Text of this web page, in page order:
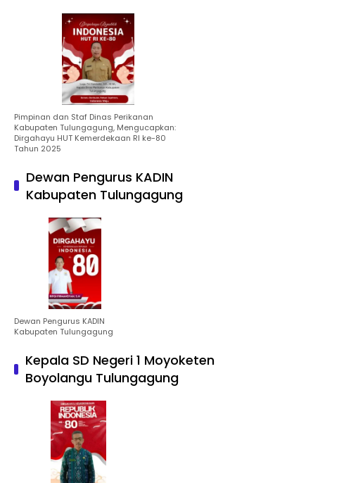
Pimpinan dan Staf Dinas Perikanan
Kabupaten Tulungagung, Mengucapkan:
Dirgahayu HUT Kemerdekaan RI ke-80
Tahun 2025
Dewan Pengurus KADIN
Kabupaten Tulungagung
Dewan Pengurus KADIN
Kabupaten Tulungagung
Kepala SD Negeri 1 Moyoketen
Boyolangu Tulungagung